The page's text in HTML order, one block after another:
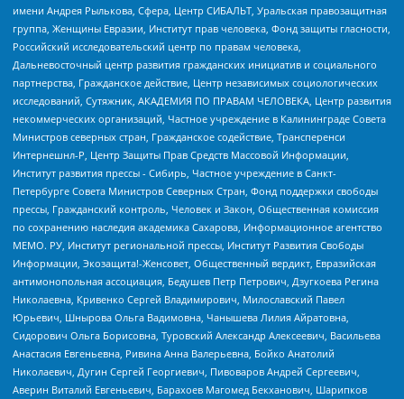
имени Андрея Рылькова, Сфера, Центр СИБАЛЬТ, Уральская правозащитная
группа, Женщины Евразии, Институт прав человека, Фонд защиты гласности,
Российский исследовательский центр по правам человека,
Дальневосточный центр развития гражданских инициатив и социального
партнерства, Гражданское действие, Центр независимых социологических
исследований, Сутяжник, АКАДЕМИЯ ПО ПРАВАМ ЧЕЛОВЕКА, Центр развития
некоммерческих организаций, Частное учреждение в Калининграде Совета
Министров северных стран, Гражданское содействие, Трансперенси
Интернешнл-Р, Центр Защиты Прав Средств Массовой Информации,
Институт развития прессы - Сибирь, Частное учреждение в Санкт-
Петербурге Совета Министров Северных Стран, Фонд поддержки свободы
прессы, Гражданский контроль, Человек и Закон, Общественная комиссия
по сохранению наследия академика Сахарова, Информационное агентство
МЕМО. РУ, Институт региональной прессы, Институт Развития Свободы
Информации, Экозащита!-Женсовет, Общественный вердикт, Евразийская
антимонопольная ассоциация, Бедушев Петр Петрович, Дзугкоева Регина
Николаевна, Кривенко Сергей Владимирович, Милославский Павел
Юрьевич, Шнырова Ольга Вадимовна, Чанышева Лилия Айратовна,
Сидорович Ольга Борисовна, Туровский Александр Алексеевич, Васильева
Анастасия Евгеньевна, Ривина Анна Валерьевна, Бойко Анатолий
Николаевич, Дугин Сергей Георгиевич, Пивоваров Андрей Сергеевич,
Аверин Виталий Евгеньевич, Барахоев Магомед Бекханович, Шарипков